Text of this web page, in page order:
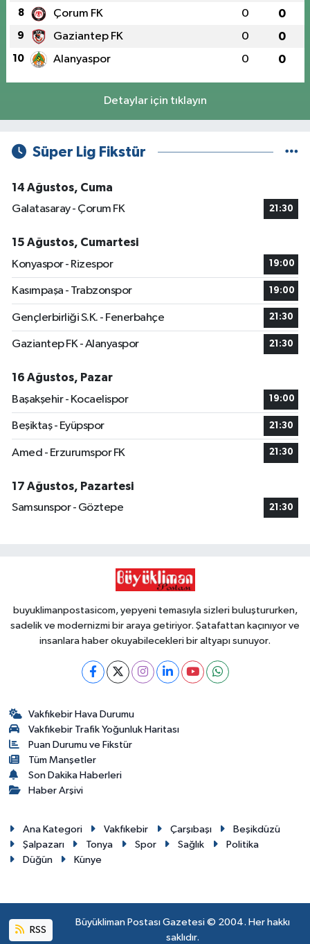
8 Çorum FK 0 0
9 Gaziantep FK 0 0
10 Alanyaspor 0 0
Detaylar için tıklayın
Süper Lig Fikstür
14 Ağustos, Cuma
Galatasaray - Çorum FK
21:30
15 Ağustos, Cumartesi
Konyaspor - Rizespor
19:00
Kasımpaşa - Trabzonspor 19:00
Gençlerbirliği S.K. - Fenerbahçe 21:30
Gaziantep FK - Alanyaspor 21:30
16 Ağustos, Pazar
Başakşehir - Kocaelispor
19:00
Beşiktaş - Eyüpspor 21:30
Amed - Erzurumspor FK 21:30
17 Ağustos, Pazartesi
Samsunspor - Göztepe
21:30
buyuklimanpostasicom, yepyeni temasıyla sizleri buluştururken,
sadelik ve modernizmi bir araya getiriyor. Şatafattan kaçınıyor ve
insanlara haber okuyabilecekleri bir altyapı sunuyor.
Vakfıkebir Hava Durumu
Vakfıkebir Trafik Yoğunluk Haritası
Puan Durumu ve Fikstür
Tüm Manşetler
Son Dakika Haberleri
Haber Arşivi
Ana Kategori Vakfıkebir Çarşıbaşı
Beşikdüzü
Şalpazarı
Tonya Spor Sağlık
Politika
Düğün
Künye
RSS
Büyükliman Postası Gazetesi © 2004. Her hakkı
saklıdır.